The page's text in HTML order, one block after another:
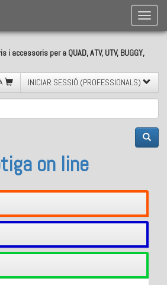
Toggle
accessoris per a QUAD, ATV, UTV, BUGGY,
INICIAR SESSIÓ (PROFESSIONALS)
on line